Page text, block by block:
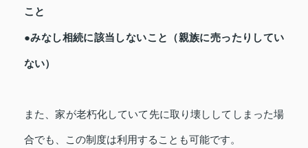
こと
●みなし相続に該当しないこと（親族に売ったりしてい
ない）
また、家が老朽化していて先に取り壊ししてしまった場
合でも、この制度は利用することも可能です。